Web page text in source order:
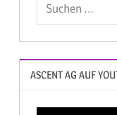
ASCENT AG AUF